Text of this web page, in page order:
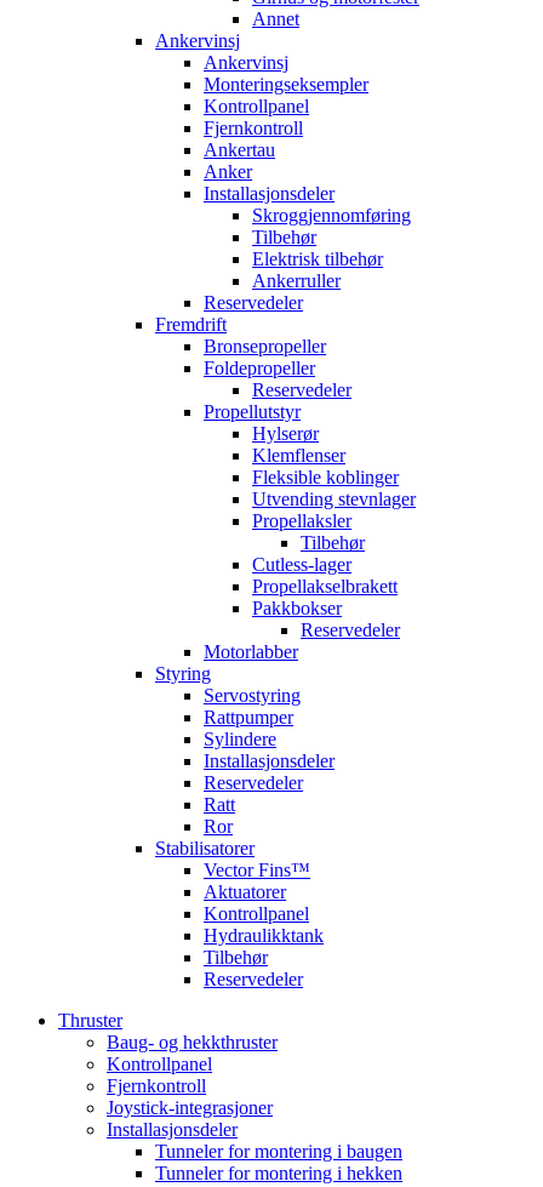
Annet
Ankervinsj
Ankervinsj
Monteringseksempler
Kontrollpanel
Fjernkontroll
Ankertau
Anker
Installasjonsdeler
Skroggjennomføring
Tilbehør
Elektrisk tilbehør
Ankerruller
Reservedeler
Fremdrift
Bronsepropeller
Foldepropeller
Reservedeler
Propellutstyr
Hylserør
Klemflenser
Fleksible koblinger
Utvending stevnlager
Propellaksler
Tilbehør
Cutless-lager
Propellakselbrakett
Pakkbokser
Reservedeler
Motorlabber
Styring
Servostyring
Rattpumper
Sylindere
Installasjonsdeler
Reservedeler
Ratt
Ror
Stabilisatorer
Vector Fins™
Aktuatorer
Kontrollpanel
Hydraulikktank
Tilbehør
Reservedeler
Thruster
Baug- og hekkthruster
Kontrollpanel
Fjernkontroll
Joystick-integrasjoner
Installasjonsdeler
Tunneler for montering i baugen
Tunneler for montering i hekken